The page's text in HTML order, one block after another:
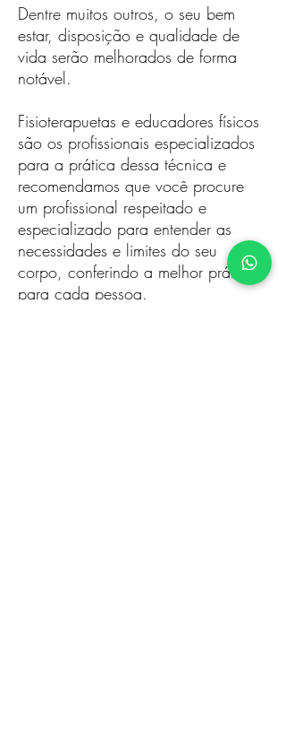
Dentre muitos outros, o seu bem
estar, disposição e qualidade de
vida serão melhorados de forma
notável.
Fisioterapuetas e educadores físicos
são os profissionais especializados
para a prática dessa técnica e
recomendamos que você procure
um profissional respeitado e
especializado para entender as
necessidades e limites do seu
corpo, conferindo a melhor prática
para cada pessoa.